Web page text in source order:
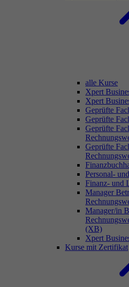
alle Kurse
Xpert
Xpert
Geprüfte
Geprüfte
Geprüfte
Geprüfte
Personal-
Finanz- und
Manager
Manager/in
(XB)
Xpert
Kurse mit Zertifikat